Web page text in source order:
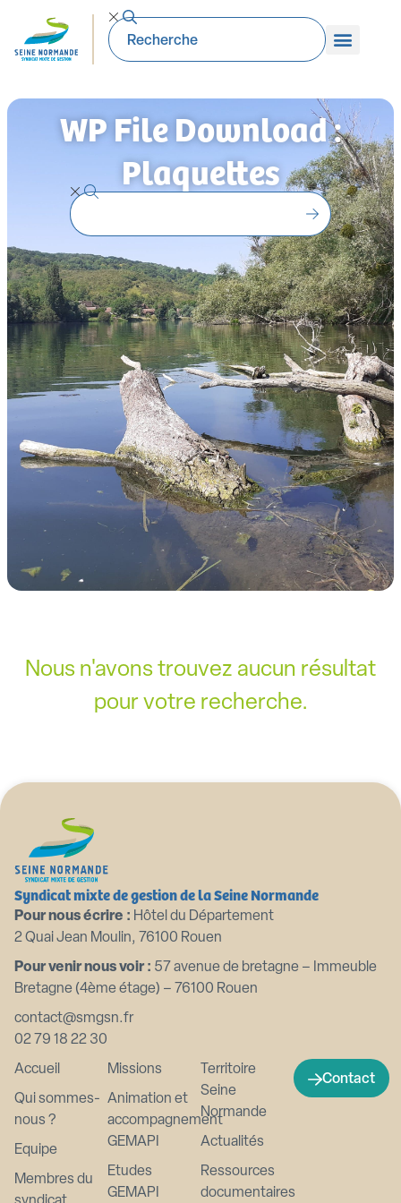
WP File Download :
Plaquettes
Nous n'avons trouvez aucun résultat
pour votre recherche.
Syndicat mixte de gestion de la Seine Normande
Pour nous écrire : Hôtel du Département
2 Quai Jean Moulin, 76100 Rouen
Pour venir nous voir : 57 avenue de bretagne – Immeuble
Bretagne (4ème étage) – 76100 Rouen
contact@smgsn.fr
02 79 18 22 30
Accueil
Qui sommes-
nous ?
Equipe
Membres du
Missions
Animation et
accompagnement
GEMAPI
Etudes
GEMAPI
Territoire
Seine
Normande
Actualités
Ressources
documentaires
Contact